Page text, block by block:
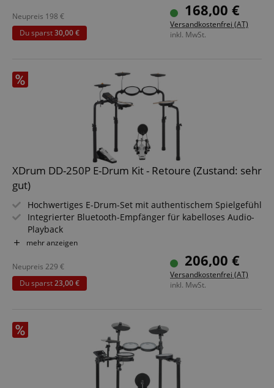
168,00 €
Versandkostenfrei (AT)
inkl. MwSt.
Neupreis 198 €
Du sparst30,00 €
XDrum DD-250P E-Drum Kit - Retoure (Zustand: sehr
gut)
Hochwertiges E-Drum-Set mit authentischem Spielgefühl
Integrierter Bluetooth-Empfänger für kabelloses Audio-
Playback
4" Kickpad mit echter Fußmaschine statt einfachem
Erweiterbar durch zusätzlichen Beckenpad-Eingang
Realistische Mesh-Heads für präzise Dynamiksteuerung
Umfangreiches Soundmodul mit vielseitigen Presets und
mehr anzeigen
206,00 €
Versandkostenfrei (AT)
inkl. MwSt.
Neupreis 229 €
Du sparst23,00 €